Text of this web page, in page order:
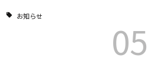
お知らせ
05